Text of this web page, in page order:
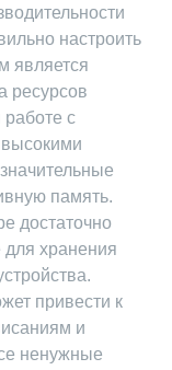
настроить
является
ресурсов
с
память.
достаточно
для хранения
привести к
и
ненужные